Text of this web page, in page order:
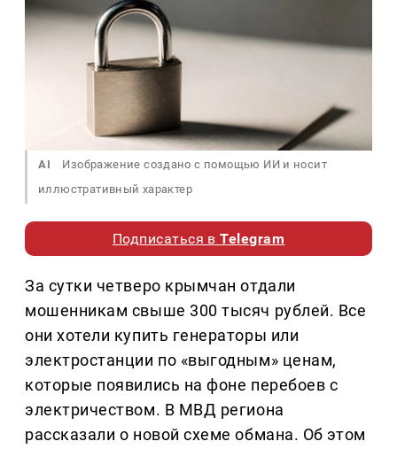
AI
Изображение создано с помощью ИИ и носит
иллюстративный характер
Подписаться вTelegram
За сутки четверо крымчан отдали
мошенникам свыше 300 тысяч рублей. Все
они хотели купить генераторы или
электростанции по «выгодным» ценам,
которые появились на фоне перебоев с
электричеством. В МВД региона
рассказали о новой схеме обмана. Об этом